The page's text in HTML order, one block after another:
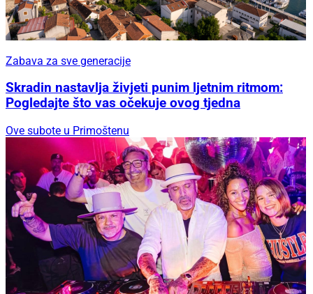
Zabava za sve generacije
Skradin nastavlja živjeti punim ljetnim ritmom:
Pogledajte što vas očekuje ovog tjedna
Ove subote u Primoštenu